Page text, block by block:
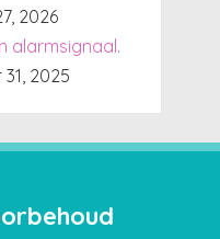
2026
alarmsignaal.
2025